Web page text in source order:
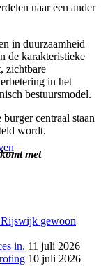
naar een ander
in duurzaamheid
de karakteristieke
zichtbare
in het
bestuursmodel.
centraal staan
wordt.
met
Rijswijk gewoon
in. 11 juli 2026
10 juli 2026